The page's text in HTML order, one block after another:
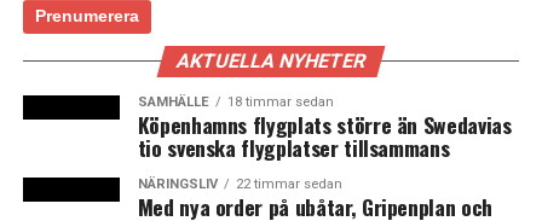
AKTUELLA NYHETER
SAMHÄLLE 18 timmar sedan
Köpenhamns flygplats större än Swedavias
tio svenska flygplatser tillsammans
NÄRINGSLIV 22 timmar sedan
Med nya order på ubåtar, Gripenplan och